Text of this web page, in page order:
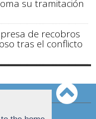
su tramitación
de recobros
tras el conflicto
DE USO